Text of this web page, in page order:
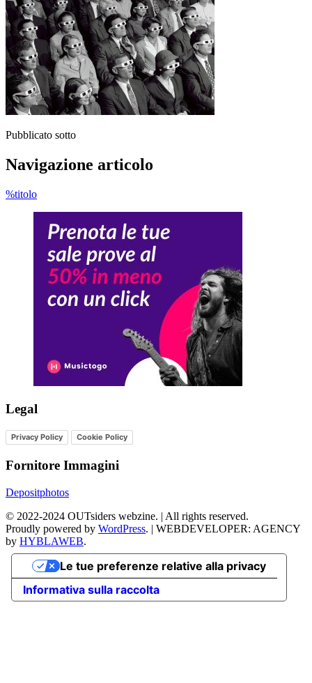
Pubblicato sotto
Navigazione articolo
%titolo
Legal
Privacy Policy Cookie Policy
Fornitore Immagini
Depositphotos
© 2022-2024 OUTsiders webzine. | All rights reserved.
Proudly powered by WordPress. | WEBDEVELOPER: AGENCY
by HYBLAWEB.
Informativa sulla raccolta
Le tue preferenze relative alla privacy